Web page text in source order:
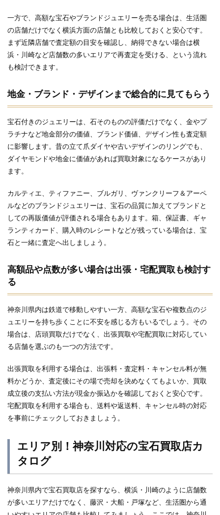
一方で、高額な宝石やブランドジュエリーを売る場合は、生活圏
の店舗だけでなく横浜方面の店舗とも比較しておくと安心です。
まず近隣店舗で査定額の目安を確認し、納得できない場合は横
浜・川崎など店舗数の多いエリアで再査定を受ける、という流れ
も検討できます。
地金・ブランド・デザインまで総合的に見てもらう
宝石付きのジュエリーは、石そのものの評価だけでなく、金やプ
ラチナなど地金部分の価値、ブランド価値、デザイン性も査定額
に影響します。昔の立て爪ダイヤや古いデザインのリングでも、
ダイヤモンドや地金に価値があれば買取対象になるケースがあり
ます。
カルティエ、ティファニー、ブルガリ、ヴァンクリーフ＆アーペ
ルなどのブランドジュエリーは、宝石の品質に加えてブランドと
しての再販価値が評価される場合もあります。箱、保証書、ギャ
ランティカード、購入時のレシートなどが残っている場合は、宝
石と一緒に査定へ出しましょう。
高額品や点数が多い場合は出張・宅配買取も検討す
る
神奈川県内は鉄道で移動しやすい一方、高額な宝石や複数点のジ
ュエリーを持ち歩くことに不安を感じる方もいるでしょう。その
場合は、店頭買取だけでなく、出張買取や宅配買取に対応してい
る店舗を選ぶのも一つの方法です。
出張買取を利用する場合は、出張料・査定料・キャンセル料が無
料かどうか、査定後にその場で売却を決めなくてもよいか、買取
成立後の支払い方法が現金か振込かを確認しておくと安心です。
宅配買取を利用する場合も、送料や返送料、キャンセル時の対応
を事前にチェックしておきましょう。
エリア別！神奈川対応の宝石買取店カ
タログ
神奈川県内で宝石買取店を探すなら、横浜・川崎のように店舗数
が多いエリアだけでなく、藤沢・大船・戸塚など、生活圏から通